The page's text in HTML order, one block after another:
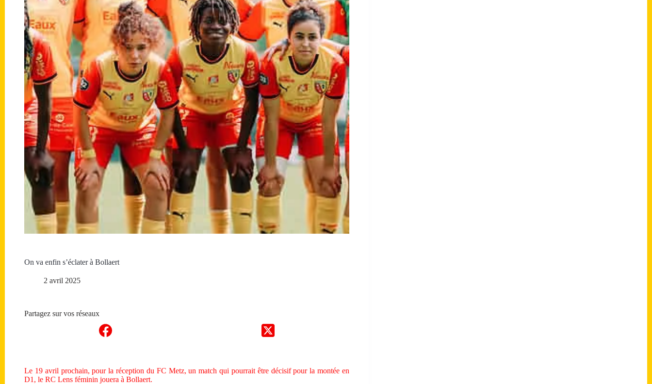
On va enfin s’éclater à Bollaert
2 avril 2025
Partagez sur vos réseaux
Le 19 avril prochain, pour la réception du FC Metz, un match qui pourrait être décisif pour la montée en
D1, le RC Lens féminin jouera à Bollaert.